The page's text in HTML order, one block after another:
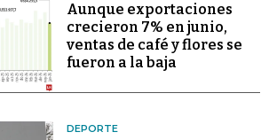
Aunque exportaciones
crecieron 7% en junio,
ventas de café y flores se
fueron a la baja
DEPORTE